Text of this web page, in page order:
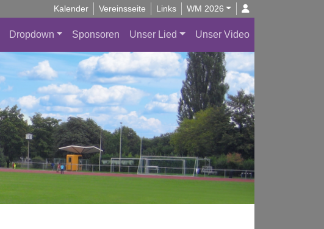
Kalender Vereinsseite Links WM 2026
Dropdown Sponsoren Unser Lied Unser Video